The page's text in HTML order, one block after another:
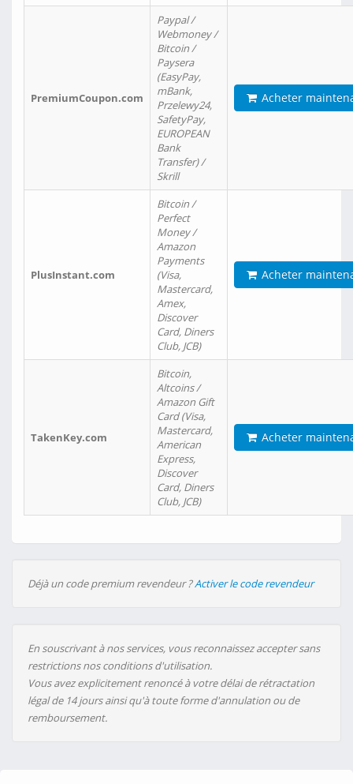
PremiumCoupon.com
Paypal /
Webmoney /
Bitcoin /
Paysera
(EasyPay,
mBank,
Przelewy24,
SafetyPay,
EUROPEAN
Bank
Transfer) /
Skrill
Acheter
PlusInstant.com
Bitcoin /
Perfect
Money /
Amazon
Payments
(Visa,
Mastercard,
Amex,
Discover
Card, Diners
Club, JCB)
Acheter
TakenKey.com
Bitcoin,
Altcoins /
Amazon Gift
Card (Visa,
Mastercard,
American
Express,
Discover
Card, Diners
Club, JCB)
Acheter
Déjà un code premium revendeur ?Activer le code revendeur
En souscrivant à nos services, vous reconnaissez accepter sans
restrictions nos conditions d'utilisation.
Vous avez explicitement renoncé à votre délai de rétractation
légal de 14 jours ainsi qu'à toute forme d'annulation ou de
remboursement.